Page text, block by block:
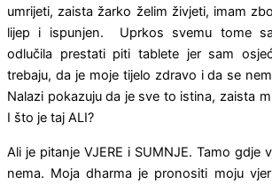
umrijeti, zaista žarko želim živjeti, imam
lijep i ispunjen. Uprkos svemu tome
odlučila prestati piti tablete jer sam
trebaju, da je moje tijelo zdravo i da se
Nalazi pokazuju da je sve to istina, zaista
I što je taj ALI?
Ali je pitanje VJERE i SUMNJE. Tamo gdje
nema. Moja dharma je pronositi moju